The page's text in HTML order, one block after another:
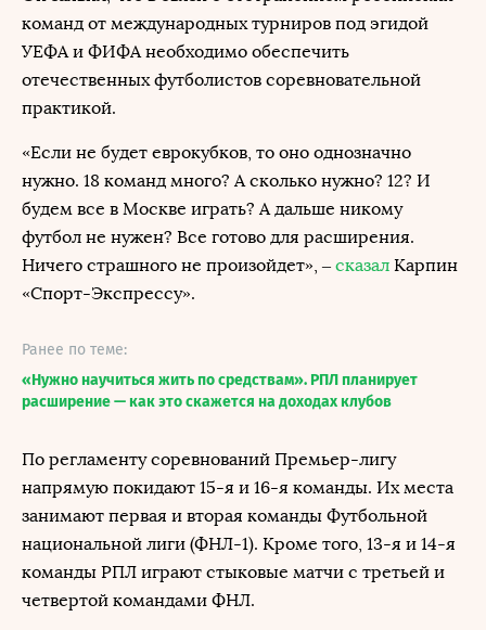
команд от международных турниров под эгидой
УЕФА и ФИФА необходимо обеспечить
отечественных футболистов соревновательной
практикой.
«Если не будет еврокубков, то оно однозначно
нужно. 18 команд много? А сколько нужно? 12? И
будем все в Москве играть? А дальше никому
футбол не нужен? Все готово для расширения.
Ничего страшного не произойдет», – сказал Карпин
«Спорт-Экспрессу».
Ранее по теме:
«Нужно научиться жить по средствам». РПЛ планирует
расширение — как это скажется на доходах клубов
По регламенту соревнований Премьер-лигу
напрямую покидают 15-я и 16-я команды. Их места
занимают первая и вторая команды Футбольной
национальной лиги (ФНЛ-1). Кроме того, 13-я и 14-я
команды РПЛ играют стыковые матчи с третьей и
четвертой командами ФНЛ.